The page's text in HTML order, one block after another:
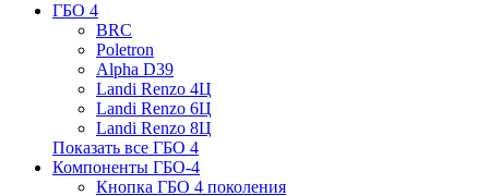
ГБО 4
BRC
Poletron
Alpha D39
Landi Renzo 4Ц
Landi Renzo 6Ц
Landi Renzo 8Ц
Показать все ГБО 4
Компоненты ГБО-4
Кнопка ГБО 4 поколения